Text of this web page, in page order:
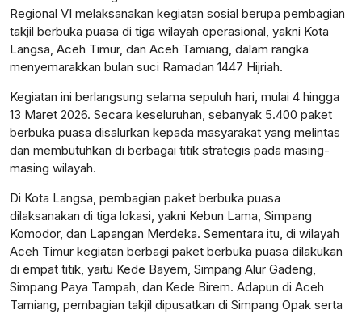
Regional VI melaksanakan kegiatan sosial berupa pembagian
takjil berbuka puasa di tiga wilayah operasional, yakni Kota
Langsa, Aceh Timur, dan Aceh Tamiang, dalam rangka
menyemarakkan bulan suci Ramadan 1447 Hijriah.
Kegiatan ini berlangsung selama sepuluh hari, mulai 4 hingga
13 Maret 2026. Secara keseluruhan, sebanyak 5.400 paket
berbuka puasa disalurkan kepada masyarakat yang melintas
dan membutuhkan di berbagai titik strategis pada masing-
masing wilayah.
Di Kota Langsa, pembagian paket berbuka puasa
dilaksanakan di tiga lokasi, yakni Kebun Lama, Simpang
Komodor, dan Lapangan Merdeka. Sementara itu, di wilayah
Aceh Timur kegiatan berbagi paket berbuka puasa dilakukan
di empat titik, yaitu Kede Bayem, Simpang Alur Gadeng,
Simpang Paya Tampah, dan Kede Birem. Adapun di Aceh
Tamiang, pembagian takjil dipusatkan di Simpang Opak serta